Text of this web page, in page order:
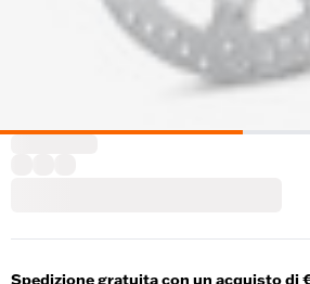
Spedizione gratuita con un acquisto di